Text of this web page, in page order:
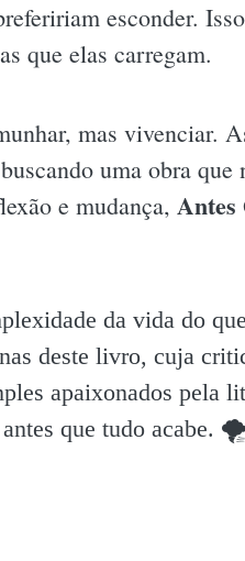
esconder.
que elas carregam.
mas vivenciar.
uma obra que
e mudança, Antes
da vida do
deste livro, cuja
apaixonados pela
que tudo acabe.